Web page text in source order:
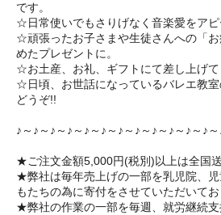
です。
☆日常使いでもさりげなく音楽愛をアピ
☆頑張ったお子さまや生徒さんへの「
めたプレゼントに。
☆お土産、お礼、ギフトにて差し上げて
☆日頃、お世話になっているバレエ教
どうぞ!!
♪～♪～♪～♪～♪～♪～♪～♪～♪～♪～♪～♪～
★ご注文金額5,000円(税別)以上は全国送
★弊社は毎年売上げの一部を乳児院、
もたちの為に寄付をさせていただいてお
★弊社の作業の一部を毎週、就労継続